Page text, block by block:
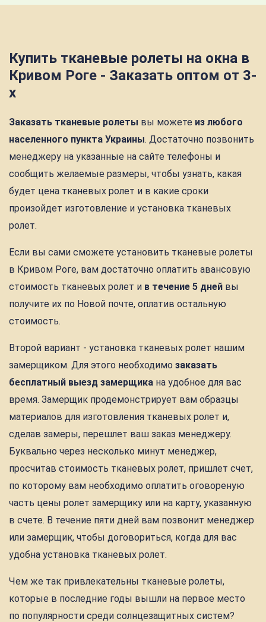
Купить тканевые ролеты на окна в
Кривом Роге - Заказать оптом от 3-
х
Заказать тканевые ролеты вы можете из любого
населенного пункта Украины. Достаточно позвонить
менеджеру на указанные на сайте телефоны и
сообщить желаемые размеры, чтобы узнать, какая
будет цена тканевых ролет и в какие сроки
произойдет изготовление и установка тканевых
ролет.
Если вы сами сможете установить тканевые ролеты
в Кривом Роге, вам достаточно оплатить авансовую
стоимость тканевых ролет и в течение 5 дней вы
получите их по Новой почте, оплатив остальную
стоимость.
Второй вариант - установка тканевых ролет нашим
замерщиком. Для этого необходимо заказать
бесплатный выезд замерщика на удобное для вас
время. Замерщик продемонстрирует вам образцы
материалов для изготовления тканевых ролет и,
сделав замеры, перешлет ваш заказ менеджеру.
Буквально через несколько минут менеджер,
просчитав стоимость тканевых ролет, пришлет счет,
по которому вам необходимо оплатить оговореную
часть цены ролет замерщику или на карту, указанную
в счете. В течение пяти дней вам позвонит менеджер
или замерщик, чтобы договориться, когда для вас
удобна установка тканевых ролет.
Чем же так привлекательны тканевые ролеты,
которые в последние годы вышли на первое место
по популярности среди солнцезащитных систем?